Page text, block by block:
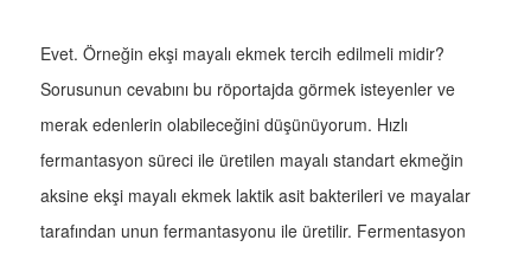
Evet. Örneğin ekşi mayalı ekmek tercih edilmeli midir?
Sorusunun cevabını bu röportajda görmek isteyenler ve
merak edenlerin olabileceğini düşünüyorum. Hızlı
fermantasyon süreci ile üretilen mayalı standart ekmeğin
aksine ekşi mayalı ekmek laktik asit bakterileri ve mayalar
tarafından unun fermantasyonu ile üretilir. Fermentasyon